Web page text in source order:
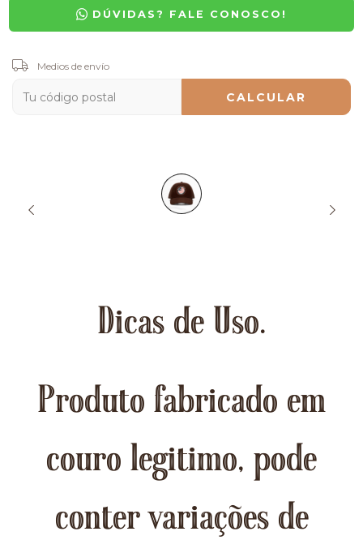
DÚVIDAS? FALE CONOSCO!
Entregas para el CP:
Medios de envío
CALCULAR
Dicas de Uso.
Produto fabricado em
couro legitimo, pode
conter variações de